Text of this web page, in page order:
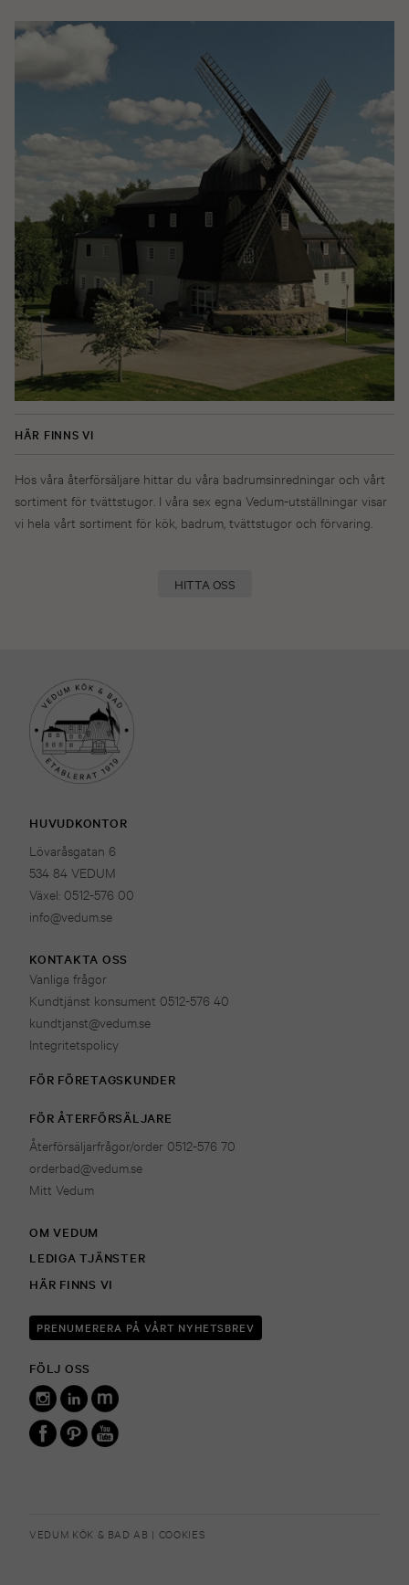
HÄR FINNS VI
Hos våra återförsäljare hittar du våra badrumsinredningar och vårt
sortiment för tvättstugor. I våra sex egna Vedum-utställningar visar
vi hela vårt sortiment för kök, badrum, tvättstugor och förvaring.
HITTA OSS
HUVUDKONTOR
Lövaråsgatan 6
534 84 VEDUM
Växel: 0512-576 00
info@vedum.se
KONTAKTA OSS
Vanliga frågor
Kundtjänst konsument 0512-576 40
kundtjanst@vedum.se
Integritetspolicy
FÖR FÖRETAGSKUNDER
FÖR ÅTERFÖRSÄLJARE
Återförsäljarfrågor/order 0512-576 70
orderbad@vedum.se
Mitt Vedum
OM VEDUM
LEDIGA TJÄNSTER
HÄR FINNS VI
PRENUMERERA PÅ VÅRT NYHETSBREV
FÖLJ OSS
VEDUM KÖK & BAD AB | COOKIES